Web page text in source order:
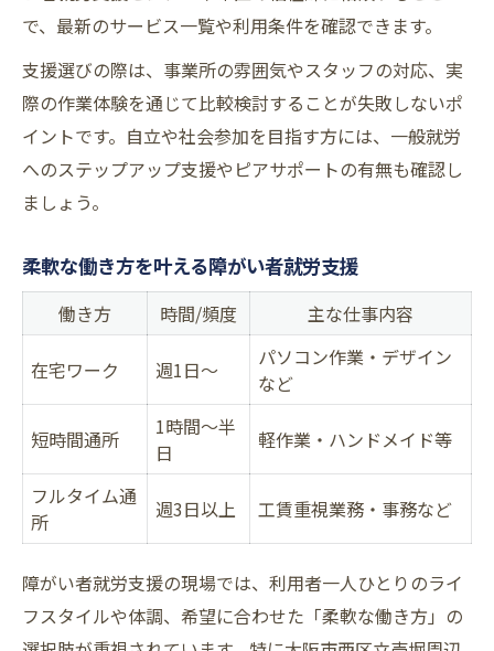
で、最新のサービス一覧や利用条件を確認できます。
支援選びの際は、事業所の雰囲気やスタッフの対応、実
際の作業体験を通じて比較検討することが失敗しないポ
イントです。自立や社会参加を目指す方には、一般就労
へのステップアップ支援やピアサポートの有無も確認し
ましょう。
柔軟な働き方を叶える障がい者就労支援
働き方 時間/頻度 主な仕事内容
在宅ワーク 週1日〜
パソコン作業・デザイン
など
短時間通所
1時間〜半
日
軽作業・ハンドメイド等
フルタイム通
所
週3日以上 工賃重視業務・事務など
障がい者就労支援の現場では、利用者一人ひとりのライ
フスタイルや体調、希望に合わせた「柔軟な働き方」の